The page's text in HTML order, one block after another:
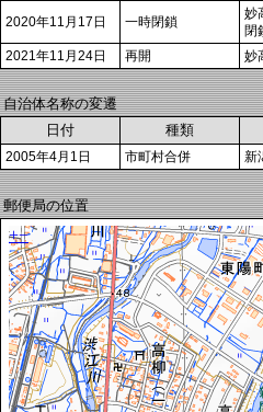
2020年11月17日 一時閉鎖
妙
閉
2021年11月24日
再開 妙
自治体名称の変遷
日付
種類
2005年4月1日 市町村合併 新
郵便局の位置